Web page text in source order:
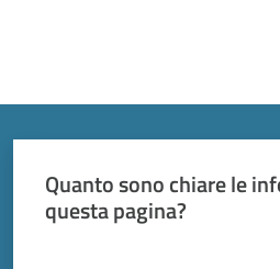
Quanto sono chiare le
questa pagina?